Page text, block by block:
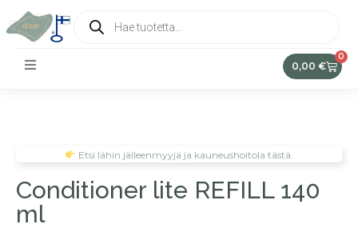
0,00 €
0
Etsi lähin jälleenmyyjä ja kauneushoitola tästä.
Conditioner lite REFILL 140
ml